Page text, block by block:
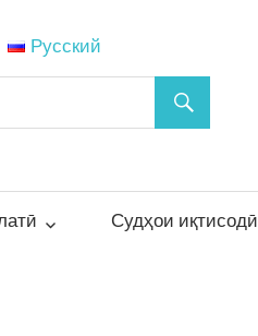
Русский
Судҳои иқтисодӣ